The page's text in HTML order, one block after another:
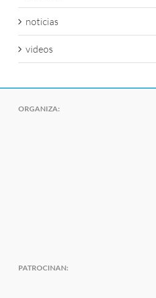
noticias
videos
ORGANIZA:
PATROCINAN: